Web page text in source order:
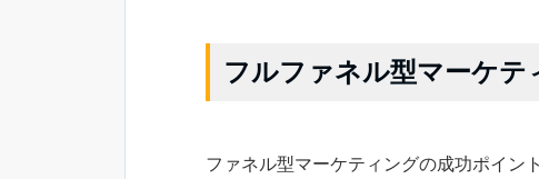
フルファネル型マーケテ
ファネル型マーケティングの成功ポイン